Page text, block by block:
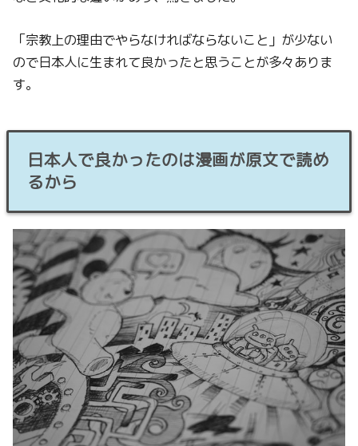
「宗教上の理由でやらなければならないこと」が少ない
ので日本人に生まれて良かったと思うことが多々ありま
す。
日本人で良かったのは漫画が原文で読め
るから